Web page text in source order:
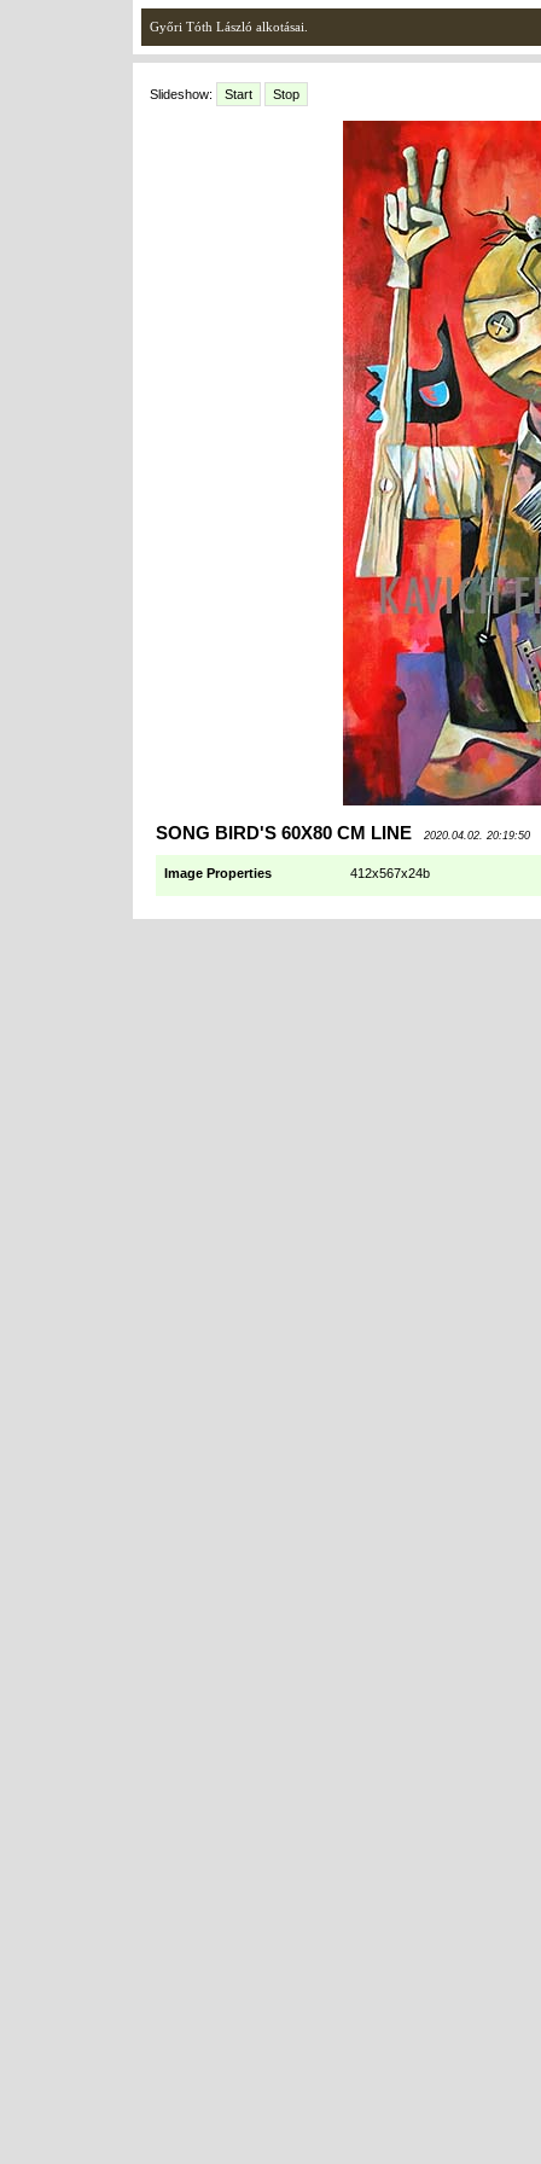
Győri Tóth László alkotásai.
Slideshow: Start Stop
SONG BIRD'S 60X80 CM LINE 2020.04.02. 20:19:50
Image Properties 412x567x24b